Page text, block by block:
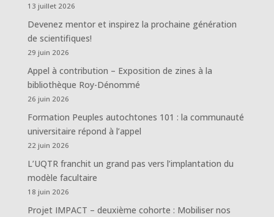
13 juillet 2026
Devenez mentor et inspirez la prochaine génération
de scientifiques!
29 juin 2026
Appel à contribution – Exposition de zines à la
bibliothèque Roy-Dénommé
26 juin 2026
Formation Peuples autochtones 101 : la communauté
universitaire répond à l’appel
22 juin 2026
L’UQTR franchit un grand pas vers l’implantation du
modèle facultaire
18 juin 2026
Projet IMPACT – deuxième cohorte : Mobiliser nos